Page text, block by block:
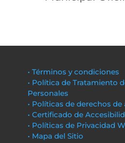
• Términos y condiciones
• Política de Tratamiento
Personales
• Políticas de derechos de
• Certificado de
• Políticas de Privacidad
• Mapa del Sitio